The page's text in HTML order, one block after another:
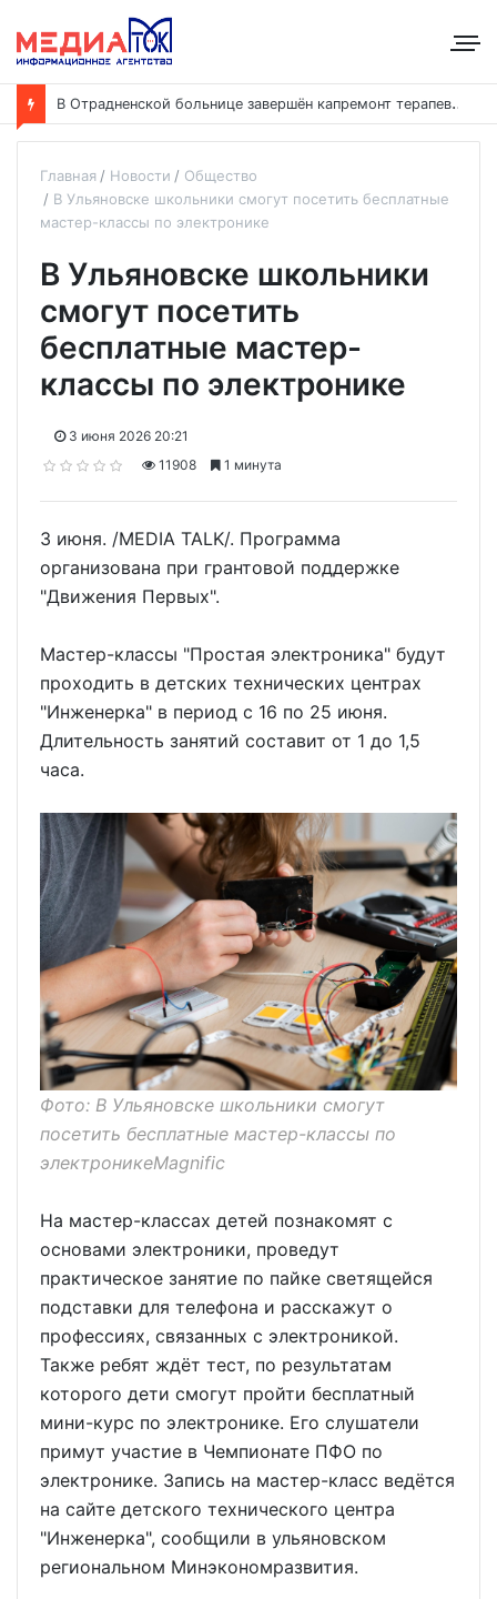
В
Отрадненской больнице завершён капремонт терапевтического корпуса
Главная Новости
Общество
В Ульяновске школьники смогут посетить бесплатные
мастер-классы по электронике
В Ульяновске школьники
смогут посетить
бесплатные мастер-
классы по электронике
3 июня 2026 20:21
11908
1 минута
3 июня. /MEDIA TALK/. Программа
организована при грантовой поддержке
"Движения Первых".
Мастер-классы "Простая электроника" будут
проходить в детских технических центрах
"Инженерка" в период с 16 по 25 июня.
Длительность занятий составит от 1 до 1,5
часа.
Фото: В Ульяновске школьники смогут
посетить бесплатные мастер-классы по
электроникеMagnific
На мастер-классах детей познакомят с
основами электроники, проведут
практическое занятие по пайке светящейся
подставки для телефона и расскажут о
профессиях, связанных с электроникой.
Также ребят ждёт тест, по результатам
которого дети смогут пройти бесплатный
мини-курс по электронике. Его слушатели
примут участие в Чемпионате ПФО по
электронике. Запись на мастер-класс ведётся
на сайте детского технического центра
"Инженерка", сообщили в ульяновском
региональном Минэкономразвития.